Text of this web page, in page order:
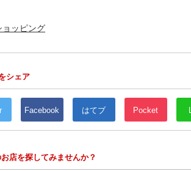
ョッピング
シェア
Facebook はてブ Pocket
店を探してみませんか？